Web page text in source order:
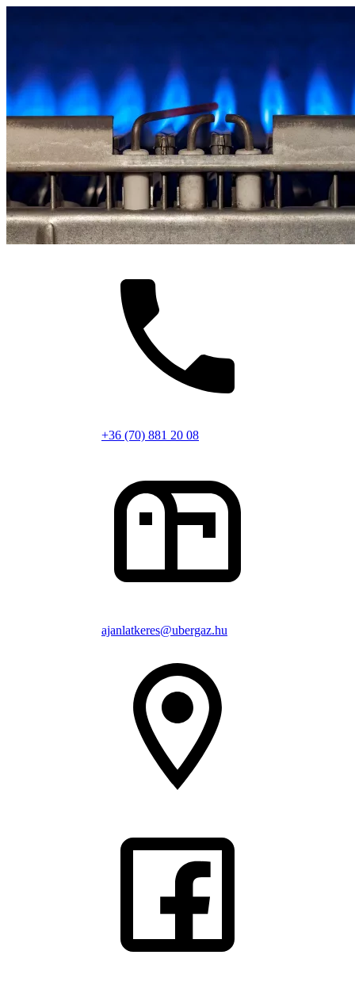
+36 (70) 881 20 08
ajanlatkeres@ubergaz.hu